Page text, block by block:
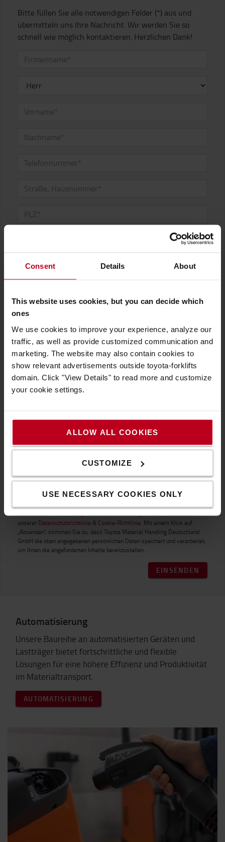
Consent Details About
This website uses cookies, but you can decide which
ones
We use cookies to improve your experience, analyze our
traffic, as well as provide customized communication and
marketing. The website may also contain cookies to
show relevant advertisements outside toyota-forklifts
domain. Click "View Details" to read more and customize
your cookie settings.
ALLOW ALL COOKIES
CUSTOMIZE
USE NECESSARY COOKIES ONLY
Bitte füllen Sie alle notwendigen Felder (*) aus und
übermitteln uns Ihre Nachricht. Wir werden Sie so
schnell wie möglich kontaktieren. Herzlichen Dank!
Toyota Material Handling Deutschland GmbH verpflichtet sich, Ihre
Privatsphäre zu schützen und zu respektieren. Wir verwenden Ihre
Zeit möchten wir Sie über unsere Produkte und Dienstleistungen sowie
Sie damit einverstanden sind, dass wir Sie zu diesem Zweck kontaktieren,
setzen Sie einen Haken in das leere Kästchen:
Ich stimme zu, auch künftig E-Mails von Toyota
Material Handling zu erhalten.*
Sie können diese Benachrichtigungen jederzeit abbestellen. Weitere
dazu, wie wir Ihre Privatsphäre schützen und respektieren, finden Sie in
unserer Datenschutzrichtlinie & Cookie-Richtlinie. Mit einem Klick auf
„Absenden“, stimmen Sie zu, dass Toyota Material Handling Deutschland
GmbH die oben angegebenen persönlichen Daten speichert und verarbeitet,
um Ihnen die angeforderten Inhalte bereitzustellen.
EINSENDEN
Automatisierung
Unsere Baureihe an automatisierten Geräten und
Lastträger bietet fortschrittliche und flexible
Lösungen für eine höhere Effizienz und Produktivität
im Materialtransport.
AUTOMATISIERUNG